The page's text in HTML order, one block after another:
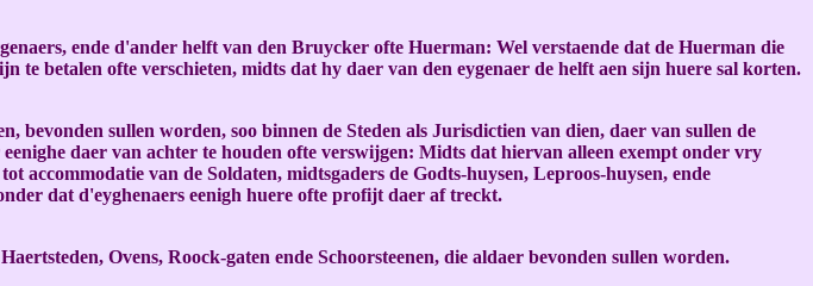
ende d'ander helft van den Bruycker ofte Huerman: Wel verstaende dat de Huerman die
te betalen ofte verschieten, midts dat hy daer van den eygenaer de helft aen sijn huere sal korten.
bevonden sullen worden, soo binnen de Steden als Jurisdictien van dien, daer van sullen de
daer van achter te houden ofte verswijgen: Midts dat hiervan alleen exempt onder vry
accommodatie van de Soldaten, midtsgaders de Godts-huysen, Leproos-huysen, ende
dat d'eyghenaers eenigh huere ofte profijt daer af treckt.
Ovens, Roock-gaten ende Schoorsteenen, die aldaer bevonden sullen worden.